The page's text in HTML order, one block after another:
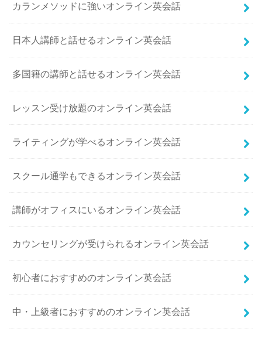
カランメソッドに強いオンライン英会話
日本人講師と話せるオンライン英会話
多国籍の講師と話せるオンライン英会話
レッスン受け放題のオンライン英会話
ライティングが学べるオンライン英会話
スクール通学もできるオンライン英会話
講師がオフィスにいるオンライン英会話
カウンセリングが受けられるオンライン英会話
初心者におすすめのオンライン英会話
中・上級者におすすめのオンライン英会話